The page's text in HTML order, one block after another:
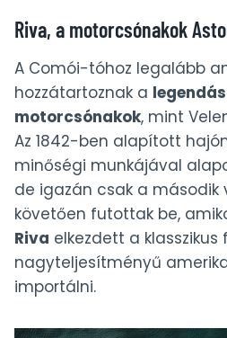
Riva, a motorcsónakok
A Comói-tóhoz legalább
hozzátartoznak a
motorcsónakok, mint
Az 1842-ben alapított
minőségi munkájával
de igazán csak a második
követően futottak be,
Riva elkezdett a
nagyteljesítményű
importálni.